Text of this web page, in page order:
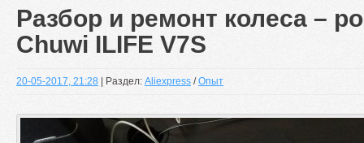
Разбор и ремонт колеса –
Chuwi ILIFE V7S
20-05-2017, 21:28 | Раздел: Aliexpress /Опыт